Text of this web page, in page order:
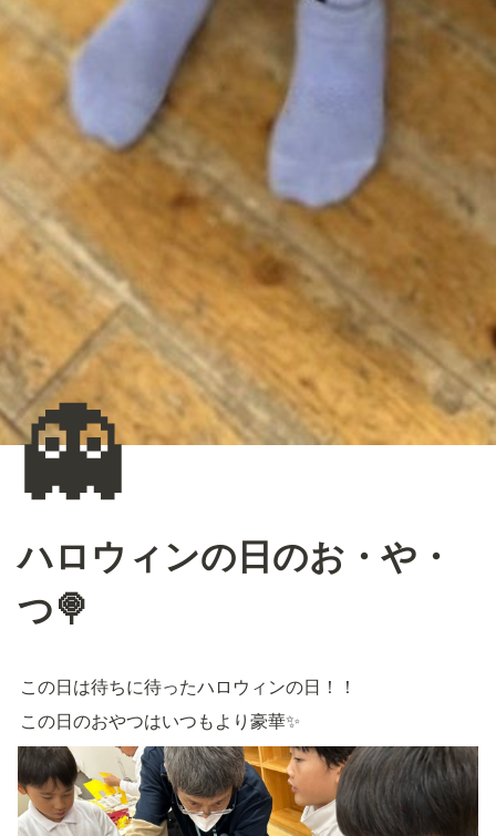
👻
ハロウィンの日のお・や・
つ🍭
この日は待ちに待ったハロウィンの日！！
この日のおやつはいつもより豪華✨